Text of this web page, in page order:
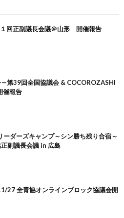
回正副議長会議＠山形 開催報告
第39回全国協議会 & COCOROZASHI
催報告
ーダーズキャンプ～シン勝ち残り合宿～
副議長会議 in 広島
27 全青協オンラインブロック協議会開